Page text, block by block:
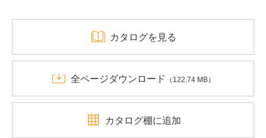
カタログを見る
全ページダウンロード （122.74 MB）
カタログ棚に追加